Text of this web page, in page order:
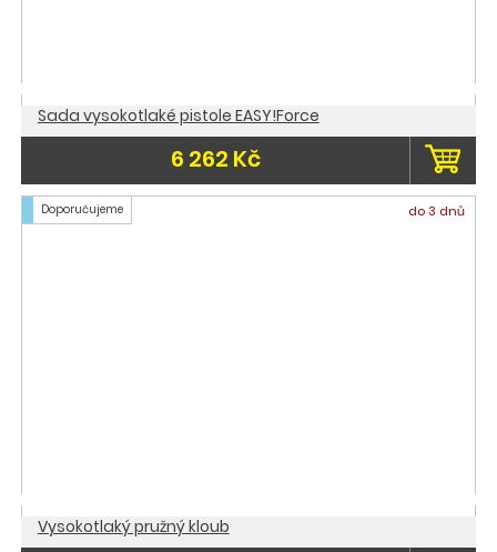
Sada vysokotlaké pistole EASY!Force
6 262 Kč
Doporučujeme do 3 dnů
Vysokotlaký pružný kloub